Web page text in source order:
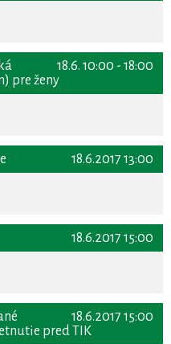
18.6. 10:00 - 18:00
pre ženy
18.6.2017 13:00
18.6.2017 15:00
18.6.2017 15:00
pred TIK